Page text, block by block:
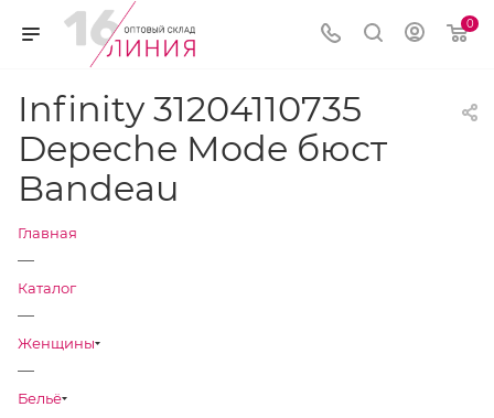
0
Infinity 31204110735
Depeche Mode бюст
Bandeau
Главная
—
Каталог
—
Женщины
—
Бельё